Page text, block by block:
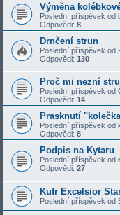
Výměna
Poslední příspěvek od
Odpovědi: 8
Drnčení strun
Poslední příspěvek od
Odpovědi: 130
Proč mi nezní
Poslední příspěvek od
Odpovědi: 14
Prasknutí
Poslední příspěvek od
Odpovědi: 8
Podpis na Kytaru
Poslední příspěvek od
Odpovědi: 27
Kufr Excelsior
Poslední příspěvek od